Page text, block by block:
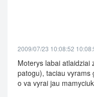
2009/07/23 10:08:52
Moterys labai atlaidziai
patogu), taciau vyrams
o va vyrai jau